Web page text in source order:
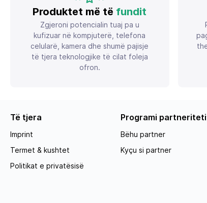
Produktet më të fundit
Zgjeroni potencialin tuaj pa u
kufizuar në kompjuterë, telefona
celularë, kamera dhe shumë pajisje
të tjera teknologjike të cilat foleja
ofron.
Të tjera
Imprint
Termet & kushtet
Politikat e privatësisë
Programi
Bëhu partner
Kyçu si partner